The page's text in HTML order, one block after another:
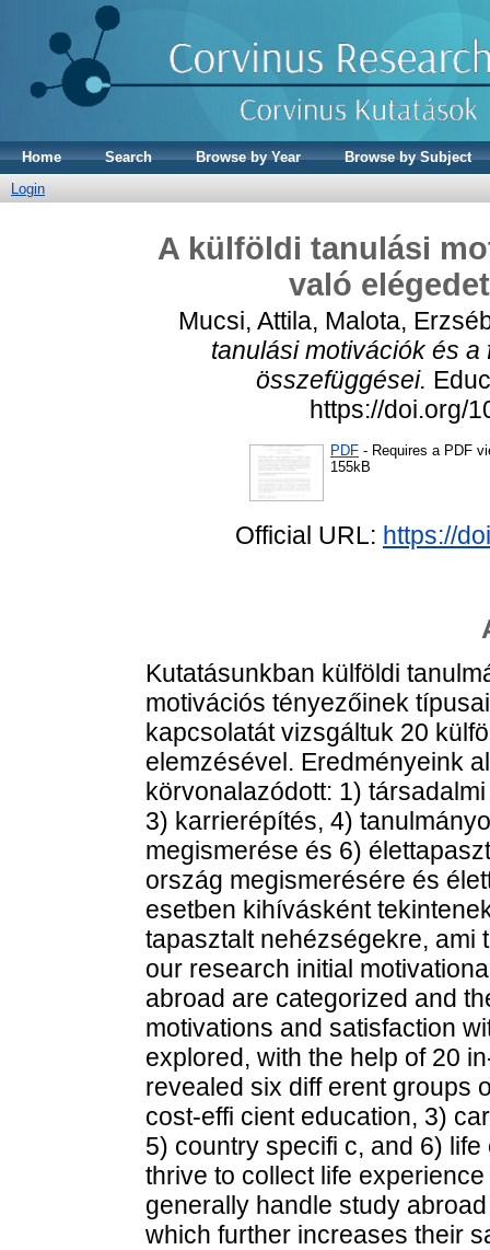
Home Search Browse by Year
Browse by Subject
Login
A külföldi tanulási
való
Mucsi, Attila, Malota,
tanulási motivációk és
összefüggései.
https://doi.org/
PDF - Requires a PDF
155kB
Official URL: https://
Kutatásunkban külföldi
motivációs tényezőinek
kapcsolatát vizsgáltuk 20
elemzésével. Eredményeink
körvonalazódott: 1)
3) karrierépítés, 4)
megismerése és 6)
ország megismerésére és
esetben kihívásként
tapasztalt nehézségekre, ami
our research initial
abroad are categorized and
motivations and satisfaction
explored, with the help of 20
revealed six diff erent groups
cost-effi cient education, 3)
5) country specifi c, and 6)
thrive to collect life
generally handle study
which further increases their